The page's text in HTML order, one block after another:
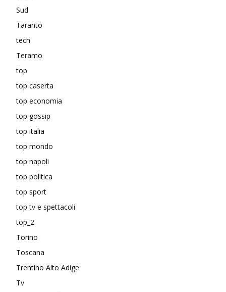
Sud
Taranto
tech
Teramo
top
top caserta
top economia
top gossip
top italia
top mondo
top napoli
top politica
top sport
top tv e spettacoli
top_2
Torino
Toscana
Trentino Alto Adige
Tv